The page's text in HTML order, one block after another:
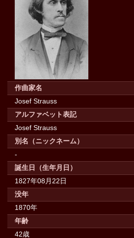
作曲家名
Josef Strauss
アルファベット表記
Josef Strauss
別名（ニックネーム）
-
誕生日（生年月日）
1827年08月22日
没年
1870年
年齢
42歳